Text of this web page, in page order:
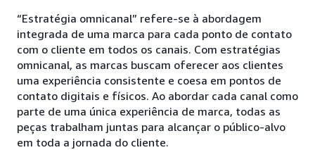
“Estratégia omnicanal” refere-se à abordagem
integrada de uma marca para cada ponto de contato
com o cliente em todos os canais. Com estratégias
omnicanal, as marcas buscam oferecer aos clientes
uma experiência consistente e coesa em pontos de
contato digitais e físicos. Ao abordar cada canal como
parte de uma única experiência de marca, todas as
peças trabalham juntas para alcançar o público-alvo
em toda a jornada do cliente.